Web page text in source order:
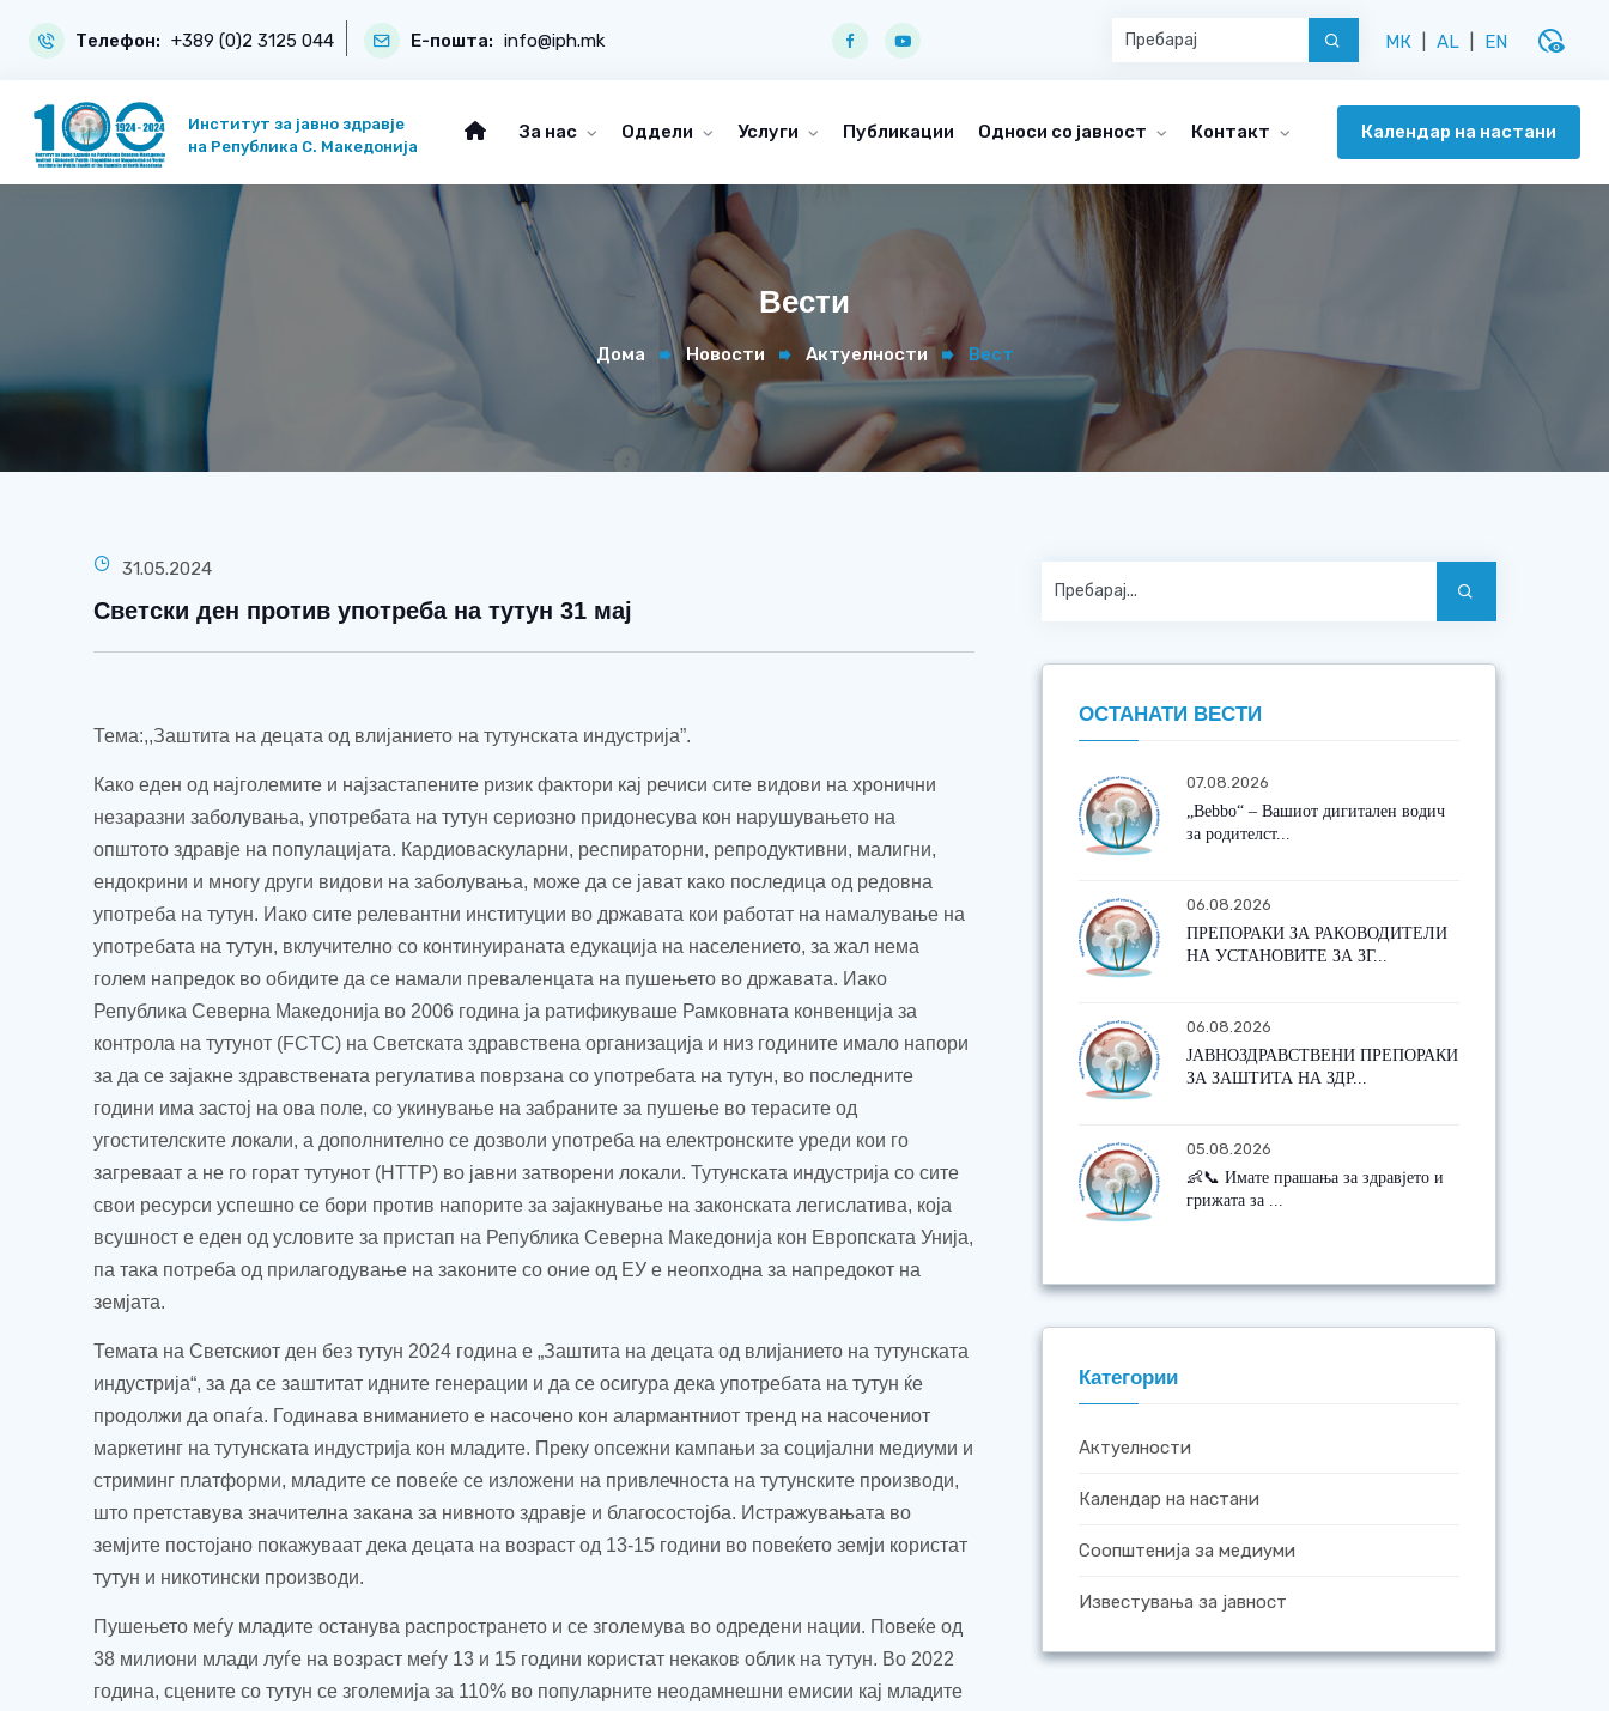
Телефон: +389 (0)2 3125 044 Е-пошта: info@iph.mk МК AL EN disabled_visible
Институт за јавно здравје
на Република С. Македонија
За нас Оддели Услуги Публикации Односи со јавност Контакт Календар на настани
Вести
Дома Новости Актуелности Вест
31.05.2024
Светски ден против употреба на тутун 31 мај
Тема:,,Заштита на децата од влијанието на тутунската индустрија”.
Како еден од најголемите и најзастапените ризик фактори кај речиси сите видови на хронични
незаразни заболувања, употребата на тутун сериозно придонесува кон нарушувањето на
општото здравје на популацијата. Кардиоваскуларни, респираторни, репродуктивни, малигни,
ендокрини и многу други видови на заболувања, може да се јават како последица од редовна
употреба на тутун. Иако сите релевантни институции во државата кои работат на намалување на
употребата на тутун, вклучително со континуираната едукација на населението, за жал нема
голем напредок во обидите да се намали преваленцата на пушењето во државата. Иако
Република Северна Македонија во 2006 година ја ратификуваше Рамковната конвенција за
контрола на тутунот (FCTC) на Светската здравствена организација и низ годините имало напори
за да се зајакне здравствената регулатива поврзана со употребата на тутун, во последните
години има застој на ова поле, со укинување на забраните за пушење во терасите од
угостителските локали, а дополнително се дозволи употреба на електронските уреди кои го
загреваат а не го горат тутунот (HTTP) во јавни затворени локали. Тутунската индустрија со сите
свои ресурси успешно се бори против напорите за зајакнување на законската легислатива, која
всушност е еден од условите за пристап на Република Северна Македонија кон Европската Унија,
па така потреба од прилагодување на законите со оние од ЕУ е неопходна за напредокот на
земјата.
Темата на Светскиот ден без тутун 2024 година е „Заштита на децата од влијанието на тутунската
индустрија“, за да се заштитат идните генерации и да се осигура дека употребата на тутун ќе
продолжи да опаѓа. Годинава вниманието е насочено кон алармантниот тренд на насочениот
маркетинг на тутунската индустрија кон младите. Преку опсежни кампањи за социјални медиуми и
стриминг платформи, младите се повеќе се изложени на привлечноста на тутунските производи,
што претставува значителна закана за нивното здравје и благосостојба. Истражувањата во
земјите постојано покажуваат дека децата на возраст од 13-15 години во повеќето земји користат
тутун и никотински производи.
Пушењето меѓу младите останува распространето и се зголемува во одредени нации. Повеќе од
38 милиони млади луѓе на возраст меѓу 13 и 15 години користат некаков облик на тутун. Во 2022
година, сцените со тутун се зголемија за 110% во популарните неодамнешни емисии кај младите
ОСТАНАТИ ВЕСТИ
07.08.2026
„Bebbo“ – Вашиот дигитален водич
за родителст...
06.08.2026
ПРЕПОРАКИ ЗА РАКОВОДИТЕЛИ
НА УСТАНОВИТЕ ЗА ЗГ...
06.08.2026
ЈАВНОЗДРАВСТВЕНИ ПРЕПОРАКИ
ЗА ЗАШТИТА НА ЗДР...
05.08.2026
👶📞 Имате прашања за здравјето и
грижата за ...
Категории
Актуелности
Календар на настани
Соопштенија за медиуми
Известувања за јавност